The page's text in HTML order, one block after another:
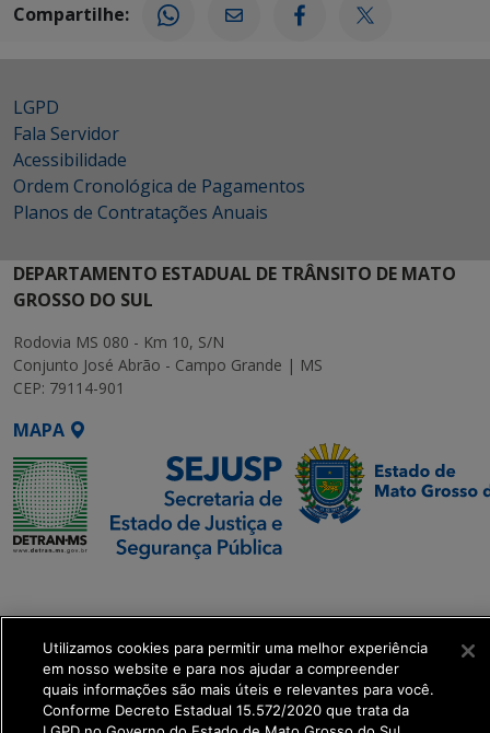
Compartilhe:
LGPD
Fala Servidor
Acessibilidade
Ordem Cronológica de Pagamentos
Planos de Contratações Anuais
DEPARTAMENTO ESTADUAL DE TRÂNSITO DE MATO
GROSSO DO SUL
Rodovia MS 080 - Km 10, S/N
Conjunto José Abrão - Campo Grande | MS
CEP: 79114-901
MAPA
Executiva de
Transformação Digital
get_footer();
Utilizamos cookies para permitir uma melhor experiência
em nosso website e para nos ajudar a compreender
quais informações são mais úteis e relevantes para você.
Conforme Decreto Estadual 15.572/2020 que trata da